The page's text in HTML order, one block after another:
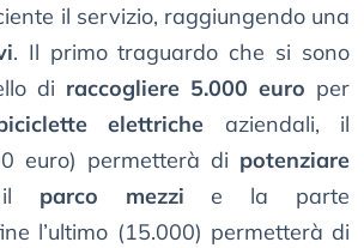
il servizio, raggiungendo una
. Il primo traguardo che si sono
di raccogliere 5.000 euro per
elettriche aziendali, il
euro) permetterà di potenziare
il parco mezzi e la parte
l’ultimo (15.000) permetterà di